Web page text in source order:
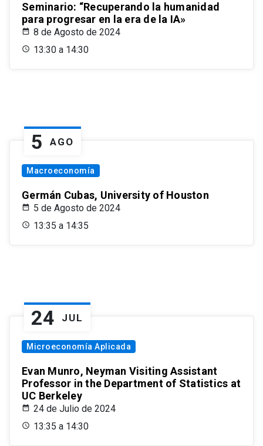
Seminario: “Recuperando la humanidad
para progresar en la era de la IA»
8 de Agosto de 2024
13:30 a 14:30
5 AGO
Macroeconomía
Germán Cubas, University of Houston
5 de Agosto de 2024
13:35 a 14:35
24 JUL
Microeconomía Aplicada
Evan Munro, Neyman Visiting Assistant
Professor in the Department of Statistics at
UC Berkeley
24 de Julio de 2024
13:35 a 14:30